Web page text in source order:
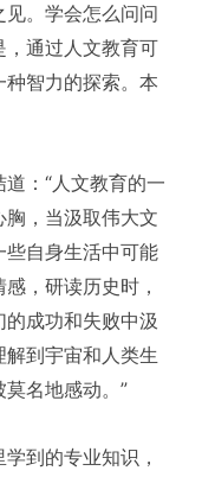
。学会怎么问问
，通过人文教育可
智力的探索。本
：“人文教育的一
，当汲取伟大文
自身生活中可能
，研读历史时，
成功和失败中汲
到宇宙和人类生
名地感动。”
到的专业知识，